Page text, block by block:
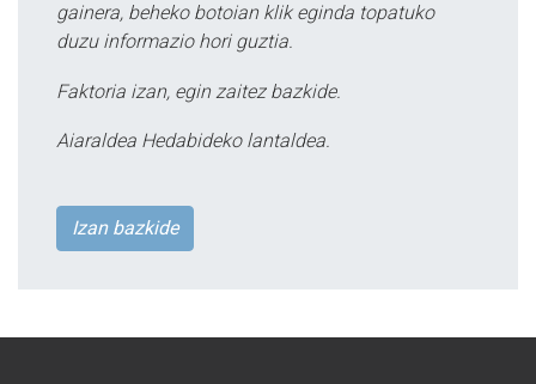
gainera, beheko botoian klik eginda topatuko
duzu informazio hori guztia.
Faktoria izan, egin zaitez bazkide.
Aiaraldea Hedabideko lantaldea.
Izan bazkide